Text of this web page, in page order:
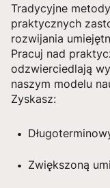
Tradycyjne
praktycznych
rozwijania
Pracuj nad
odzwierciedlają
naszym modelu
Zyskasz:
Zwiększoną